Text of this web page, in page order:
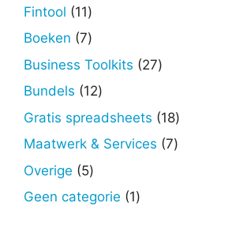
Fintool 1111
producten
Boeken 77
producten
Business Toolkits 2727
Bundels 1212
producten
Gratis spreadsheets 1818
producten
Maatwerk & Services 77
Overige 55
producten
Geen categorie 11